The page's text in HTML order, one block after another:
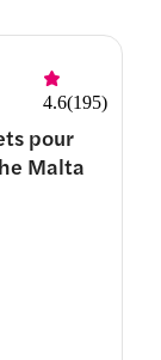
4.6(195)
pour
Malta